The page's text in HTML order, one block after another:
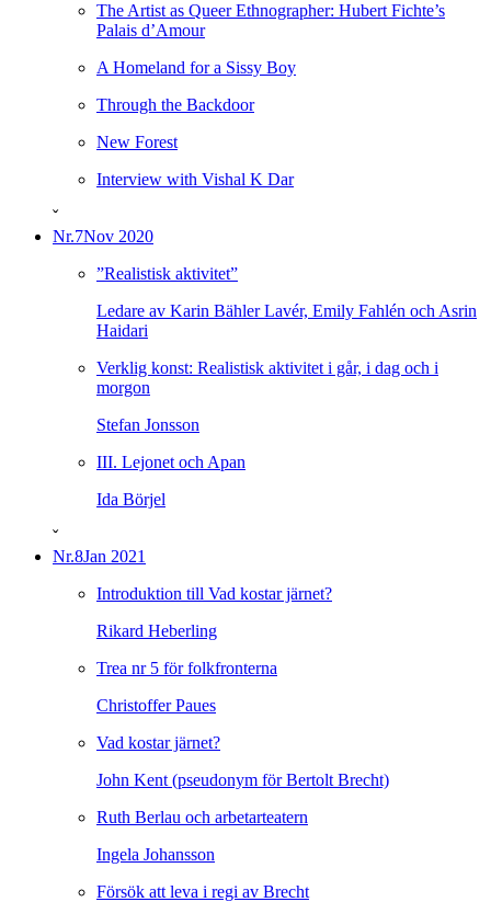
The Artist as Queer Ethnographer: Hubert Fichte’s
Palais d’Amour
A Homeland for a Sissy Boy
Through the Backdoor
New Forest
Interview with Vishal K Dar
ˇ
Nr.7Nov 2020
”Realistisk aktivitet”
Ledare av Karin Bähler Lavér, Emily Fahlén och Asrin
Haidari
Verklig konst: Realistisk aktivitet i går, i dag och i
morgon
Stefan Jonsson
III. Lejonet och Apan
Ida Börjel
ˇ
Nr.8Jan 2021
Introduktion till Vad kostar järnet?
Rikard Heberling
Trea nr 5 för folkfronterna
Christoffer Paues
Vad kostar järnet?
John Kent (pseudonym för Bertolt Brecht)
Ruth Berlau och arbetarteatern
Ingela Johansson
Försök att leva i regi av Brecht